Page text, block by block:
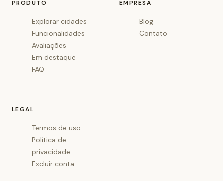
PRODUTO
Explorar cidades
Funcionalidades
Avaliações
Em destaque
FAQ
EMPRESA
Blog
Contato
LEGAL
Termos de uso
Política de
privacidade
Excluir conta